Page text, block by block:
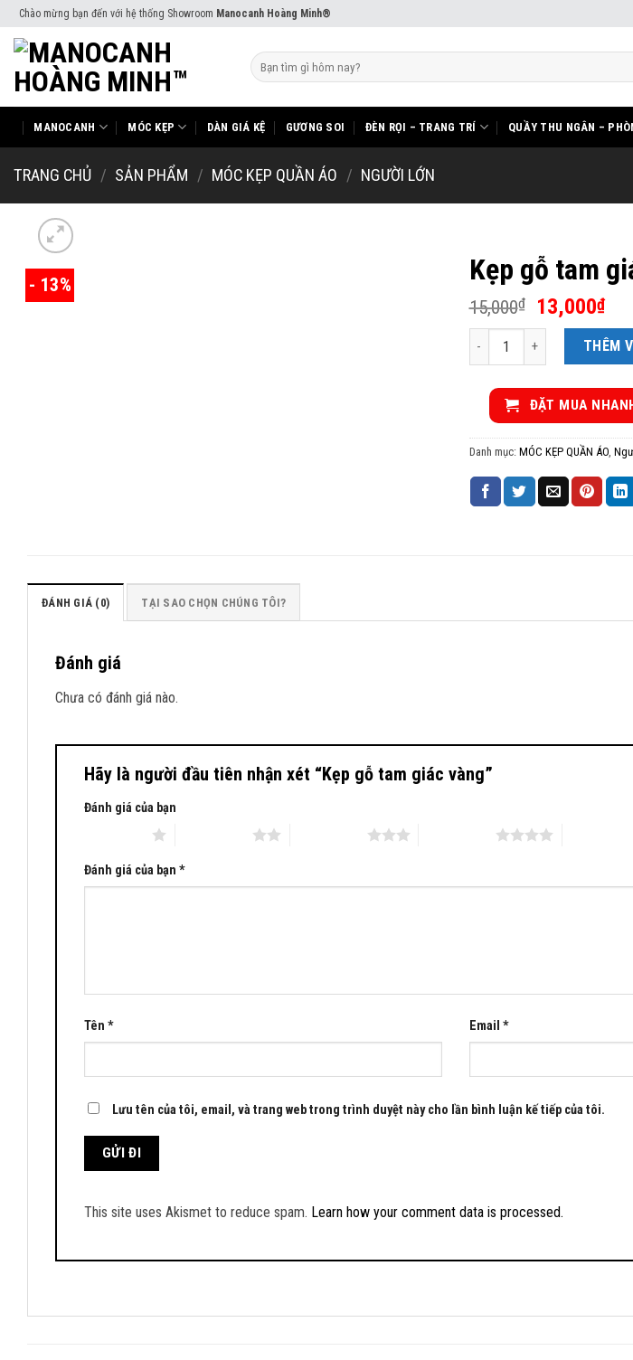
Skip
to
content
Chào mừng bạn đến với hệ thống Showroom Manocanh Hoàng Minh®
Tìm
kiếm:
MANOCANH MÓC KẸP DÀN GIÁ KỆ GƯƠNG SOI ĐÈN RỌI – TRANG TRÍ QUẦY THU NGÂN –
TRANG CHỦ / SẢN PHẨM / MÓC KẸP QUẦN ÁO / NGƯỜI LỚN
- 13% Kẹp gỗ tam
15,000₫
Giá
gốc
là:
15,000₫.
13,000₫Giá
tại
là:
Kẹp gỗ tam giác vàng số lượng
THÊM
ĐẶT MUA
Danh mục: MÓC KẸP QUẦN ÁO,
ĐÁNH GIÁ (0) TẠI SAO CHỌN CHÚNG TÔI?
Đánh giá
Chưa có đánh giá nào.
Hãy là người đầu tiên nhận xét “Kẹp gỗ tam giác vàng”
Đánh giá của bạn
Đánh giá của bạn *
Tên * Email *
Lưu tên của tôi, email, và trang web trong trình duyệt này cho lần bình luận kế tiếp của tôi.
This site uses Akismet to reduce spam. Learn how your comment data is processed.